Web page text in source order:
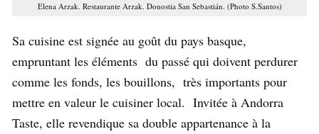
Elena Arzak. Restaurante Arzak. Donostia San Sebastián. (Photo S.Santos)
Sa cuisine est signée au goût du pays basque,
empruntant les éléments du passé qui doivent perdurer
comme les fonds, les bouillons, très importants pour
mettre en valeur le cuisiner local. Invitée à Andorra
Taste, elle revendique sa double appartenance à la